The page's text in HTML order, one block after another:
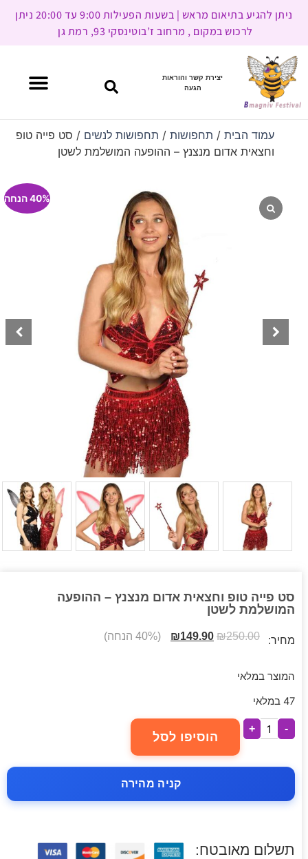
ניתן להגיע בתיאום מראש | בשעות הפעילות 9:00 עד 20:00 ניתן
לרכוש במקום , מרחוב ז’בוטינסקי 93, רמת גן
יצירת קשר והוראות
הגעה
עמוד הבית/ תחפושות/ תחפושות לנשים / סט פייה טופ
וחצאית אדום מנצנץ – ההופעה המושלמת לשטן
40% הנחה
סט פייה טופ וחצאית אדום מנצנץ – ההופעה
המושלמת לשטן
מחיר: ₪250.00
₪149.90 (40% הנחה)
המוצר במלאי
47 במלאי
-
+
הוסיפו לסל
קניה מהירה
תשלום מאובטח: